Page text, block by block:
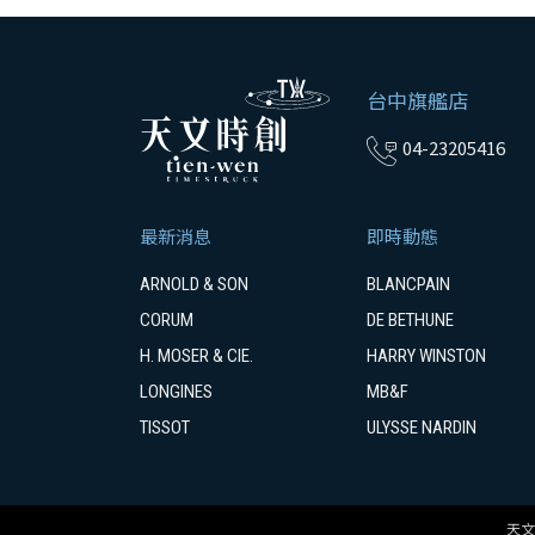
台中旗艦店
04-23205416
最新消息 即時動態
ARNOLD & SON
BLANCPAIN
CORUM
DE BETHUNE
H. MOSER & CIE.
HARRY WINSTON
LONGINES
MB&F
TISSOT
ULYSSE NARDIN
天